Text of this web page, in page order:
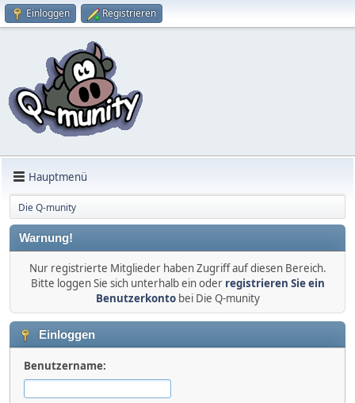
Einloggen Registrieren
Hauptmenü
Die Q-munity
Warnung!
Nur registrierte Mitglieder haben Zugriff auf diesen Bereich.
Bitte loggen Sie sich unterhalb ein oder registrieren Sie ein
Benutzerkontobei Die Q-munity
Einloggen
Benutzername: